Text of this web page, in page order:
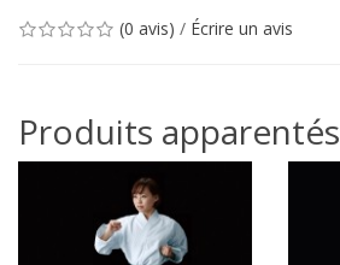
(0 avis) / Écrire un avis
Produits apparentés